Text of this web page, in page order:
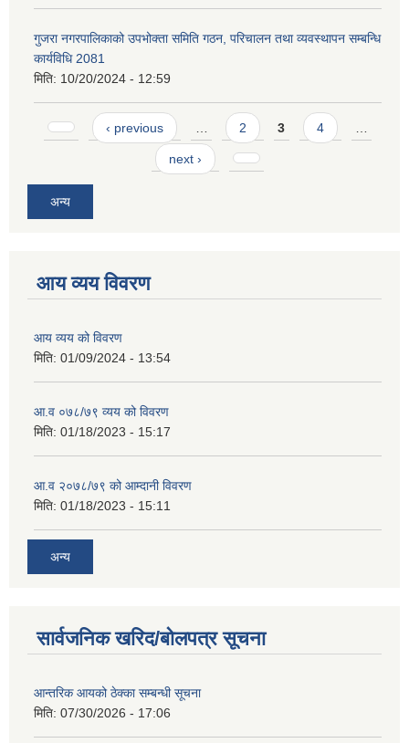
गुजरा नगरपालिकाको उपभोक्ता समिति गठन, परिचालन तथा व्यवस्थापन सम्बन्धि
कार्यविधि 2081
मिति: 10/20/2024 - 12:59
Pages ‹ previous … 2 3 4 …
next ›
अन्य
आय व्यय विवरण
आय व्यय को विवरण
मिति: 01/09/2024 - 13:54
आ.व ०७८/७९ व्यय को विवरण
मिति: 01/18/2023 - 15:17
आ.व २०७८/७९ को आम्दानी विवरण
मिति: 01/18/2023 - 15:11
अन्य
सार्वजनिक खरिद/बोलपत्र सूचना
आन्तरिक आयको ठेक्का सम्बन्धी सूचना
मिति: 07/30/2026 - 17:06